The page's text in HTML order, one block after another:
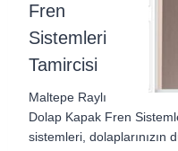
Fren
Sistemleri
Tamircisi
Maltepe Raylı
Dolap Kapak Fren
sistemleri, dolaplarınızın